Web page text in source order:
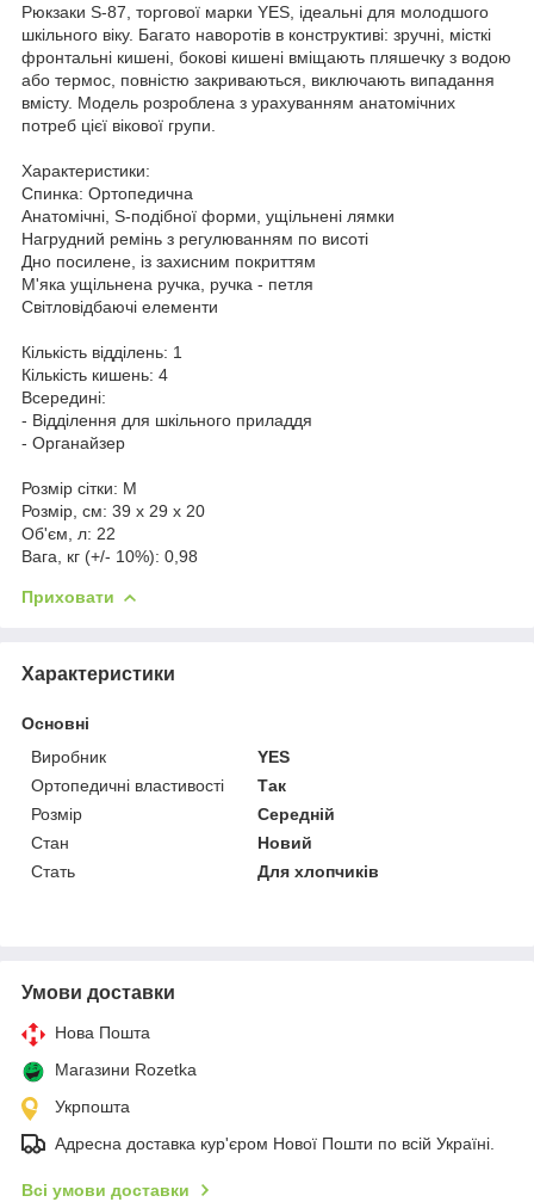
Рюкзаки S-87, торгової марки YES, ідеальні для молодшого
шкільного віку. Багато наворотів в конструктиві: зручні, місткі
фронтальні кишені, бокові кишені вміщають пляшечку з водою
або термос, повністю закриваються, виключають випадання
вмісту. Модель розроблена з урахуванням анатомічних
потреб цієї вікової групи.
Характеристики:
Спинка: Ортопедична
Анатомічні, S-подібної форми, ущільнені лямки
Нагрудний ремінь з регулюванням по висоті
Дно посилене, із захисним покриттям
М'яка ущільнена ручка, ручка - петля
Світловідбаючі елементи
Кількість відділень: 1
Кількість кишень: 4
Всередині:
- Відділення для шкільного приладдя
- Органайзер
Розмір сітки: M
Розмір, см: 39 х 29 х 20
Об'єм, л: 22
Вага, кг (+/- 10%): 0,98
Приховати
Характеристики
Основні
Виробник
YES
Ортопедичні властивості
Так
Розмір
Середній
Стан
Новий
Стать
Для хлопчиків
Умови доставки
Нова Пошта
Магазини Rozetka
Укрпошта
Адресна доставка кур'єром Нової Пошти по всій Україні.
Всі умови доставки